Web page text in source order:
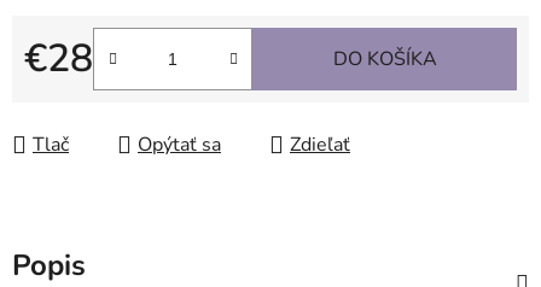
€28
Jednotková cena:
DO KOŠÍKA
Tlač Opýtať sa Zdieľať
Popis